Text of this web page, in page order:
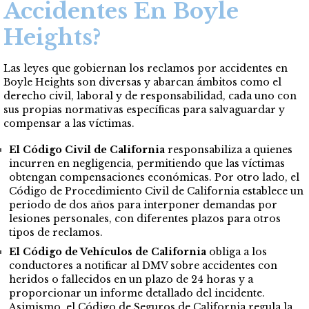
Accidentes En Boyle
Heights?
Las leyes que gobiernan los reclamos por accidentes en
Boyle Heights son diversas y abarcan ámbitos como el
derecho civil, laboral y de responsabilidad, cada uno con
sus propias normativas específicas para salvaguardar y
compensar a las víctimas.
El Código Civil de California responsabiliza a quienes
incurren en negligencia, permitiendo que las víctimas
obtengan compensaciones económicas. Por otro lado, el
Código de Procedimiento Civil de California establece un
periodo de dos años para interponer demandas por
lesiones personales, con diferentes plazos para otros
tipos de reclamos.
El Código de Vehículos de California obliga a los
conductores a notificar al DMV sobre accidentes con
heridos o fallecidos en un plazo de 24 horas y a
proporcionar un informe detallado del incidente.